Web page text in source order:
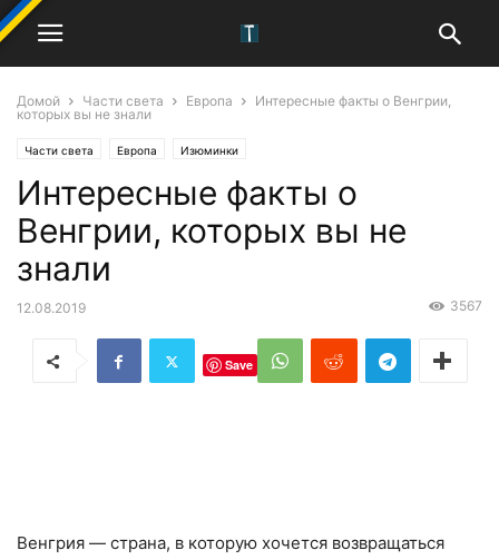
Домой Части света Европа
Интересные факты о Венгрии,
которых вы не знали
Части света Европа Изюминки
Интересные факты о
Венгрии, которых вы не
знали
12.08.2019 3567
Save
Венгрия — страна, в которую хочется возвращаться